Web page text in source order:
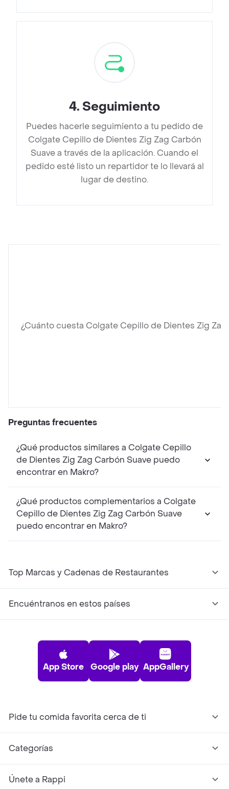
4. Seguimiento
Puedes hacerle seguimiento a tu pedido de
Colgate Cepillo de Dientes Zig Zag Carbón
Suave a través de la aplicación. Cuando el
pedido esté listo un repartidor te lo llevará al
lugar de destino.
¿Cuánto cuesta Colgate Cepillo de Dientes Zig Zag
Preguntas frecuentes
¿Qué productos similares a Colgate Cepillo
de Dientes Zig Zag Carbón Suave puedo
encontrar en Makro?
¿Qué productos complementarios a Colgate
Cepillo de Dientes Zig Zag Carbón Suave
puedo encontrar en Makro?
Top Marcas y Cadenas de Restaurantes
Encuéntranos en estos países
App Store Google play AppGallery
Pide tu comida favorita cerca de ti
Categorías
Únete a Rappi